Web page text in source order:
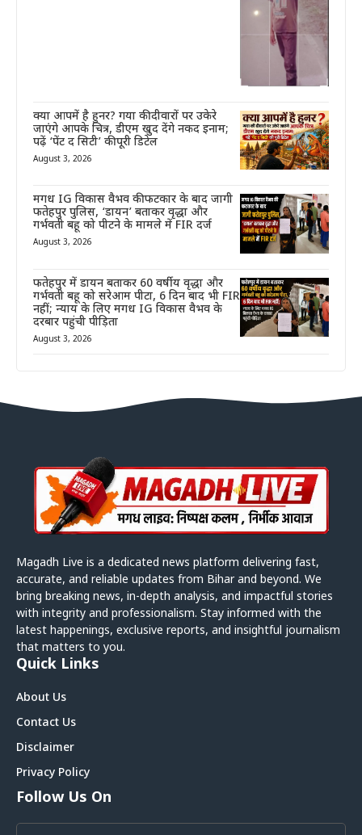
क्या आपमें है हुनर? गया की दीवारों पर उकेरे
जाएंगे आपके चित्र, डीएम खुद देंगे नकद इनाम;
पढ़ें ‘पेंट द सिटी’ की पूरी डिटेल
August 3, 2026
मगध IG विकास वैभव की फटकार के बाद जागी
फतेहपुर पुलिस, ‘डायन’ बताकर वृद्धा और
गर्भवती बहू को पीटने के मामले में FIR दर्ज
August 3, 2026
फतेहपुर में डायन बताकर 60 वर्षीय वृद्धा और
गर्भवती बहू को सरेआम पीटा, 6 दिन बाद भी FIR
नहीं; न्याय के लिए मगध IG विकास वैभव के
दरबार पहुंची पीड़िता
August 3, 2026
Magadh Live is a dedicated news platform delivering fast,
accurate, and reliable updates from Bihar and beyond. We
bring breaking news, in-depth analysis, and impactful stories
with integrity and professionalism. Stay informed with the
latest happenings, exclusive reports, and insightful journalism
that matters to you.
Quick Links
About Us
Contact Us
Disclaimer
Privacy Policy
Follow Us On